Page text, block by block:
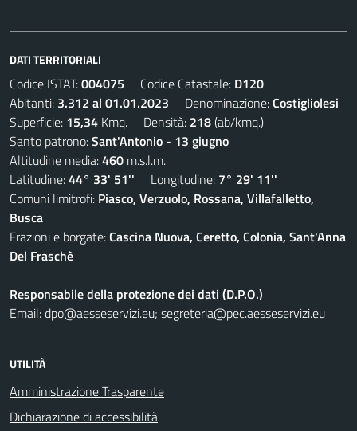
DATI TERRITORIALI
Codice ISTAT:004075 Codice Catastale: D120
Abitanti: 3.312 al 01.01.2023 Denominazione:Costigliolesi
Superficie: 15,34 Kmq. Densità: 218(ab/kmq.)
Santo patrono:Sant'Antonio - 13 giugno
Altitudine media:460 m.s.l.m.
Latitudine:44° 33' 51'' Longitudine: 7° 29' 11''
Comuni limitrofi: Piasco, Verzuolo, Rossana, Villafalletto,
Busca
Frazioni e borgate:Cascina Nuova, Ceretto, Colonia, Sant'Anna
Del Fraschè
Responsabile della protezione dei dati (D.P.O.)
Email:dpo@aesseservizi.eu; segreteria@pec.aesseservizi.eu
UTILITÀ
Amministrazione Trasparente
Dichiarazione di accessibilità